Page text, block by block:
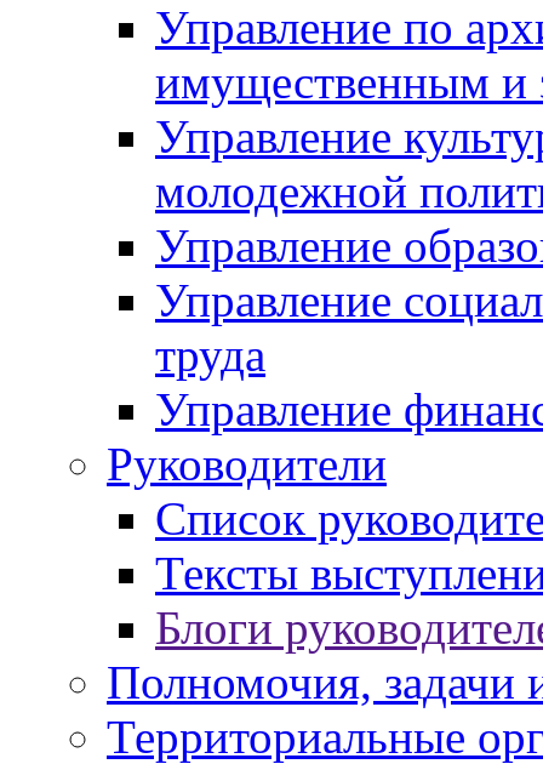
Управление по
имущественным и
Управление
молодежной
Управление
Управление
труда
Управление
Руководители
Список
Тексты
Блоги
Полномочия, задачи
Территориальные